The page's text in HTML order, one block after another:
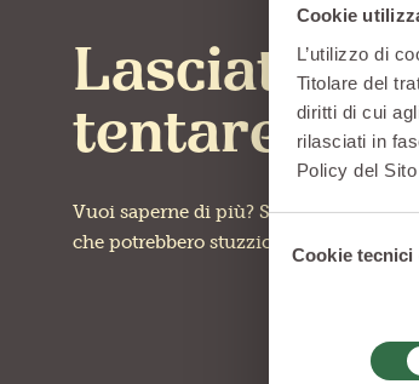
Cookie
L’utilizzo di
Titolare del
diritti di cui
rilasciati in
Policy del
del Cookie tecnici
Lasciati
tentare
Vuoi saperne di più? Scopri altre ricette
che potrebbero stuzzicare la tua curiosità